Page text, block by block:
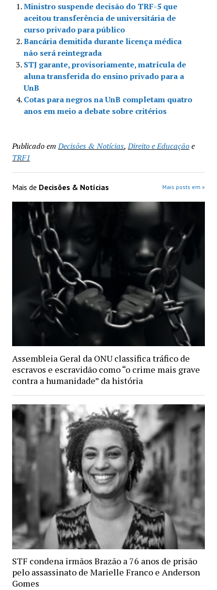
Ministro suspende decisão do TRF-5 que
aceitou transferência de universitária de
curso privado para público
Bancária demitida durante licença médica
não será reintegrada
STJ garante, provisoriamente, matrícula de
aluna transferida do ensino privado para a
UnB
Cotas para negros na UnB completam quatro
anos em meio a debate sobre critérios
Publicado em Decisões & Notícias,Direito e Educaçãoe
TRF1
Mais de Decisões & Notícias Mais posts em »
Assembleia Geral da ONU classifica tráfico de
escravos e escravidão como “o crime mais grave
contra a humanidade” da história
STF condena irmãos Brazão a 76 anos de prisão
pelo assassinato de Marielle Franco e Anderson
Gomes